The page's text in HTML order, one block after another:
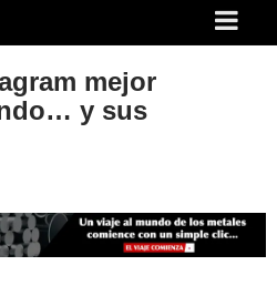
mejor
y sus